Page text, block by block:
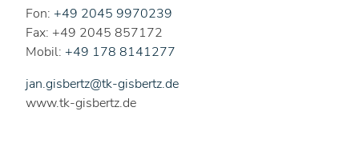
Fon: +49 2045 9970239
Fax: +49 2045 857172
Mobil: +49 178 8141277
jan.gisbertz@tk-gisbertz.de
www.tk-gisbertz.de